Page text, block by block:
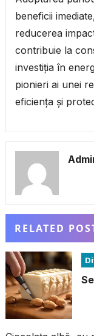
beneficii
reducerea
contribuie la
investiția în
pionieri ai unei
eficiența și
RELATED